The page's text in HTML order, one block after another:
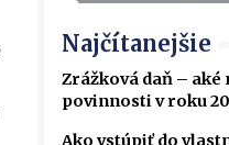
Najčítanejšie
Zrážková daň –
povinnosti v roku
Ako vstúpiť do